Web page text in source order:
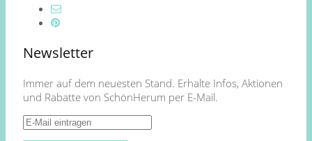
Newsletter
Immer auf dem neuesten Stand. Erhalte Infos, Aktionen
und Rabatte von SchönHerum per E-Mail.